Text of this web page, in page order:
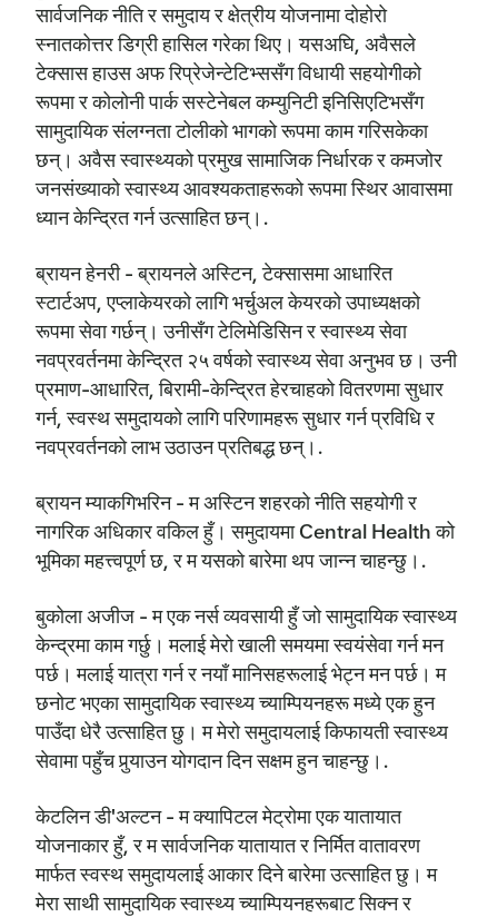
सार्वजनिक नीति र समुदाय र क्षेत्रीय योजनामा दोहोरो
स्नातकोत्तर डिग्री हासिल गरेका थिए। यसअघि, अवैसले
टेक्सास हाउस अफ रिप्रेजेन्टेटिभ्ससँग विधायी सहयोगीको
रूपमा र कोलोनी पार्क सस्टेनेबल कम्युनिटी इनिसिएटिभसँग
सामुदायिक संलग्नता टोलीको भागको रूपमा काम गरिसकेका
छन्। अवैस स्वास्थ्यको प्रमुख सामाजिक निर्धारक र कमजोर
जनसंख्याको स्वास्थ्य आवश्यकताहरूको रूपमा स्थिर आवासमा
ध्यान केन्द्रित गर्न उत्साहित छन्।.
ब्रायन हेनरी - ब्रायनले अस्टिन, टेक्सासमा आधारित
स्टार्टअप, एप्लाकेयरको लागि भर्चुअल केयरको उपाध्यक्षको
रूपमा सेवा गर्छन्। उनीसँग टेलिमेडिसिन र स्वास्थ्य सेवा
नवप्रवर्तनमा केन्द्रित २५ वर्षको स्वास्थ्य सेवा अनुभव छ। उनी
प्रमाण-आधारित, बिरामी-केन्द्रित हेरचाहको वितरणमा सुधार
गर्न, स्वस्थ समुदायको लागि परिणामहरू सुधार गर्न प्रविधि र
नवप्रवर्तनको लाभ उठाउन प्रतिबद्ध छन्।.
ब्रायन म्याकगिभरिन - म अस्टिन शहरको नीति सहयोगी र
नागरिक अधिकार वकिल हुँ। समुदायमा Central Health को
भूमिका महत्त्वपूर्ण छ, र म यसको बारेमा थप जान्न चाहन्छु।.
बुकोला अजीज - म एक नर्स व्यवसायी हुँ जो सामुदायिक स्वास्थ्य
केन्द्रमा काम गर्छु। मलाई मेरो खाली समयमा स्वयंसेवा गर्न मन
पर्छ। मलाई यात्रा गर्न र नयाँ मानिसहरूलाई भेट्न मन पर्छ। म
छनोट भएका सामुदायिक स्वास्थ्य च्याम्पियनहरू मध्ये एक हुन
पाउँदा धेरै उत्साहित छु। म मेरो समुदायलाई किफायती स्वास्थ्य
सेवामा पहुँच पुर्‍याउन योगदान दिन सक्षम हुन चाहन्छु।.
केटलिन डी'अल्टन - म क्यापिटल मेट्रोमा एक यातायात
योजनाकार हुँ, र म सार्वजनिक यातायात र निर्मित वातावरण
मार्फत स्वस्थ समुदायलाई आकार दिने बारेमा उत्साहित छु। म
मेरा साथी सामुदायिक स्वास्थ्य च्याम्पियनहरूबाट सिक्न र